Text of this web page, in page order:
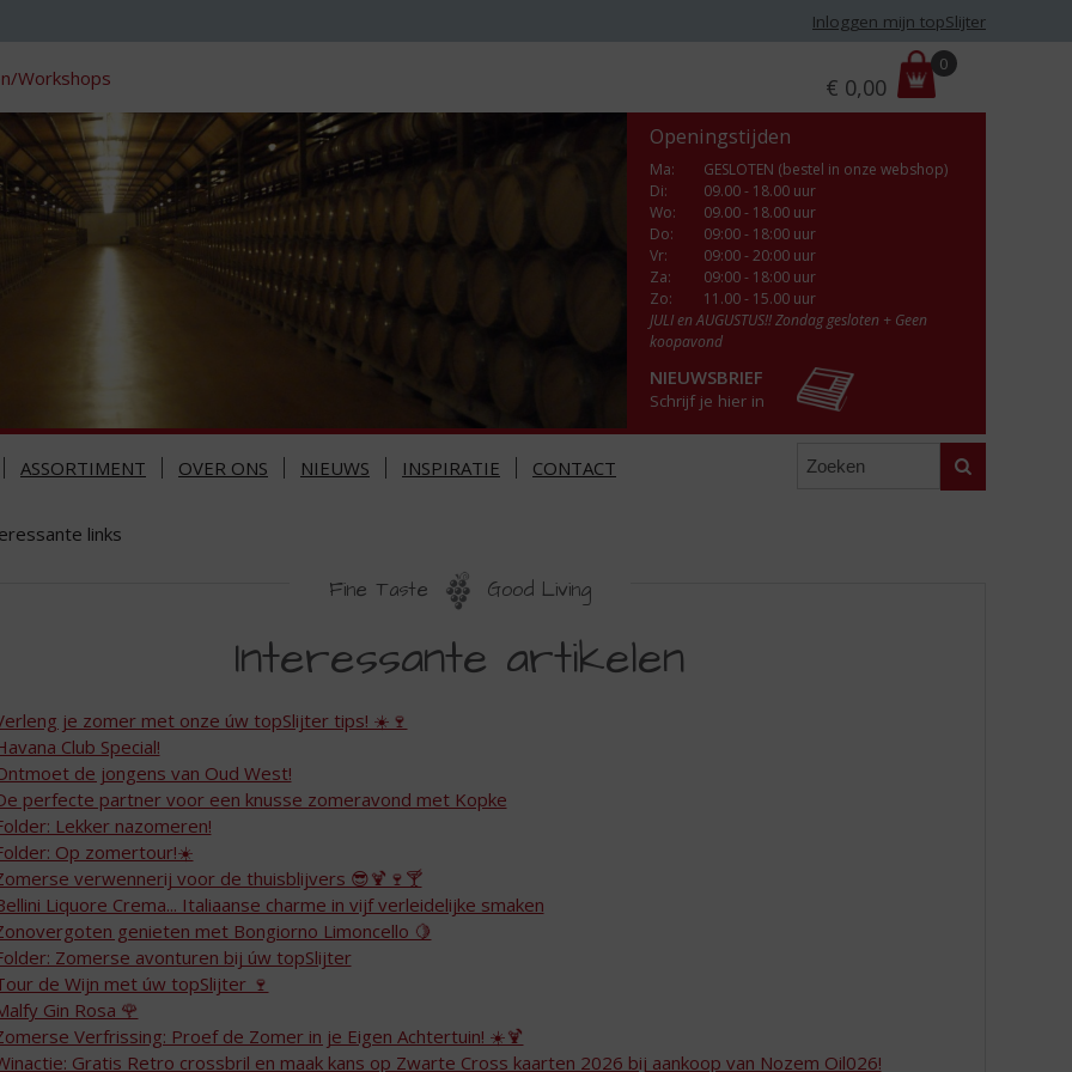
Inloggen mijn topSlijter
Workshops
r
i
s
€ 0,00
0
Openingstijden
Ma:
GESLOTEN (bestel in onze webshop)
Di:
09.00 - 18.00 uur
Wo:
09.00 - 18.00 uur
Do:
09:00 - 18:00 uur
Vr:
09:00 - 20:00 uur
Za:
09:00 - 18:00 uur
Zo:
11.00 - 15.00 uur
JULI en AUGUSTUS!! Zondag gesloten + Geen
koopavond
NIEUWSBRIEF
Schrijf je hier in
ASSORTIMENT OVER ONS NIEUWS INSPIRATIE CONTACT Zoeken
links
Fine Taste Good Living
Interessante artikelen
je zomer met onze úw topSlijter tips! ☀️🍷
Club Special!
de jongens van Oud West!
perfecte partner voor een knusse zomeravond met Kopke
Lekker nazomeren!
Op zomertour!☀️
verwennerij voor de thuisblijvers 😎🍹🍷🍸
Liquore Crema... Italiaanse charme in vijf verleidelijke smaken
genieten met Bongiorno Limoncello 🍋
Zomerse avonturen bij úw topSlijter
de Wijn met úw topSlijter 🍷
Gin Rosa 🌹
Verfrissing: Proef de Zomer in je Eigen Achtertuin! ☀️🍹
Gratis Retro crossbril en maak kans op Zwarte Cross kaarten 2026 bij aankoop van Nozem Oil026!